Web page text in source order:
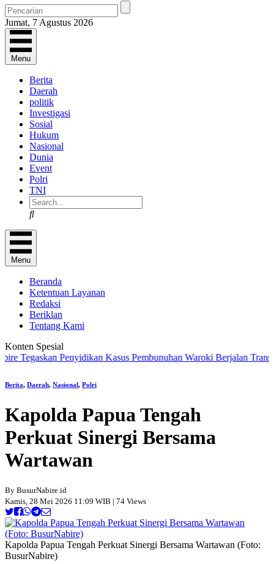
Jumat, 7 Agustus 2026
Menu
Berita
Daerah
politik
Investigasi
Sosial
Hukum
Nasional
Dunia
Event
Polri
TNI
Search
Menu
Beranda
Ketentuan Layanan
Redaksi
Beriklan
Tentang Kami
Konten Spesial
Penyidikan Kasus Pembunuhan Waroki Berjalan Transparan
Berita, Daerah, Nasional, Polri
Kapolda Papua Tengah
Perkuat Sinergi Bersama
Wartawan
By BusurNabire.id
Kamis, 28 Mei 2026 11:09 WIB | 74 Views
Kapolda Papua Tengah Perkuat Sinergi Bersama Wartawan (Foto:
BusurNabire)